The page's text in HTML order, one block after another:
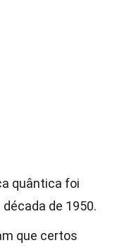
quântica foi
de 1950.
que certos